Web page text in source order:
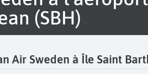
(SBH)
Air Sweden à Île Saint